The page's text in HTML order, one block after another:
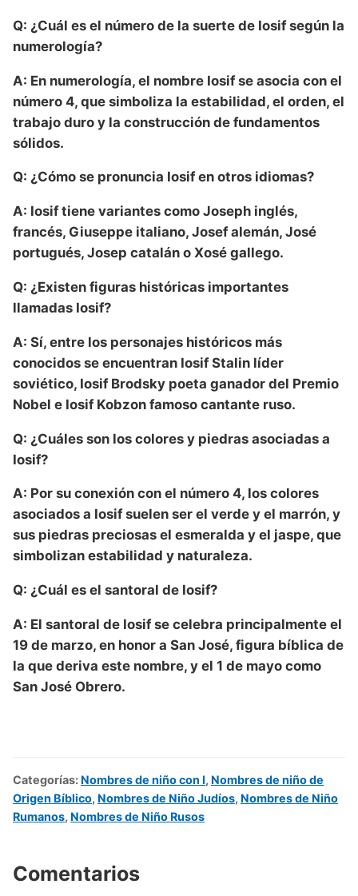
Q: ¿Cuál es el número de la suerte de Iosif según la
numerología?
A: En numerología, el nombre Iosif se asocia con el
número 4, que simboliza la estabilidad, el orden, el
trabajo duro y la construcción de fundamentos
sólidos.
Q: ¿Cómo se pronuncia Iosif en otros idiomas?
A: Iosif tiene variantes como Joseph inglés,
francés, Giuseppe italiano, Josef alemán, José
portugués, Josep catalán o Xosé gallego.
Q: ¿Existen figuras históricas importantes
llamadas Iosif?
A: Sí, entre los personajes históricos más
conocidos se encuentran Iosif Stalin líder
soviético, Iosif Brodsky poeta ganador del Premio
Nobel e Iosif Kobzon famoso cantante ruso.
Q: ¿Cuáles son los colores y piedras asociadas a
Iosif?
A: Por su conexión con el número 4, los colores
asociados a Iosif suelen ser el verde y el marrón, y
sus piedras preciosas el esmeralda y el jaspe, que
simbolizan estabilidad y naturaleza.
Q: ¿Cuál es el santoral de Iosif?
A: El santoral de Iosif se celebra principalmente el
19 de marzo, en honor a San José, figura bíblica de
la que deriva este nombre, y el 1 de mayo como
San José Obrero.
Categorías: Nombres de niño con I, Nombres de niño de
Origen Bíblico, Nombres de Niño Judíos, Nombres de Niño
Rumanos, Nombres de Niño Rusos
Comentarios